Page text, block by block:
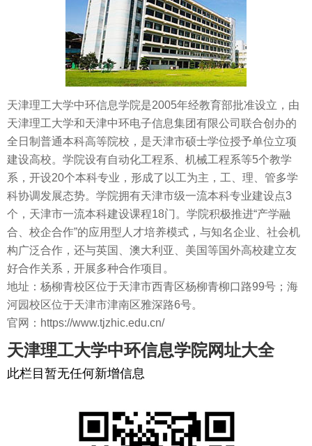
天津理工大学中环信息学院是2005年经教育部批准设立，由
天津理工大学和天津中环电子信息集团有限公司联合创办的
全日制普通本科高等院校，是天津市硕士学位授予单位立项
建设高校。学院设有自动化工程系、机械工程系等5个教学
系，开设20个本科专业，形成了以工为主，工、理、管多学
科协调发展态势。学院拥有天津市级一流本科专业建设点3
个，天津市一流本科建设课程18门。学院积极推进“产学融
合、校企合作”的应用型人才培养模式，与知名企业、社会机
构广泛合作，还与英国、澳大利亚、美国等国外高校建立友
好合作关系，开展多种合作项目。
地址：杨柳青校区位于天津市西青区杨柳青柳口路99号；海
河园校区位于天津市津南区雅深路6号。
官网：https://www.tjzhic.edu.cn/
天津理工大学中环信息学院网址大全
此栏目暂无任何新增信息